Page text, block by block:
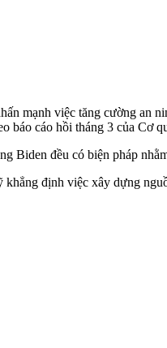
mạnh việc tăng cường an
báo cáo hồi tháng 3 của Cơ
Biden đều có biện pháp
định việc xây dựng